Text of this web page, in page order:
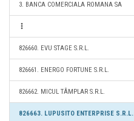
3. BANCA COMERCIALA ROMANA SA
826660. EVU STAGE S.R.L.
826661. ENERGO FORTUNE S.R.L.
826662. MICUL TÂMPLAR S.R.L.
826663. LUPUSITO ENTERPRISE S.R.L.